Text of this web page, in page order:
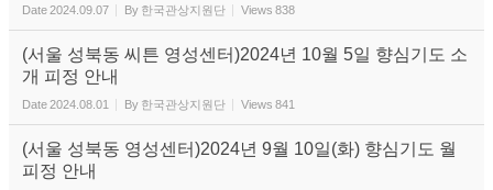
Date2024.09.07 By 한국관상지원단 Views 838
(서울 성북동 씨튼 영성센터)2024년 10월 5일 향심기도 소
개 피정 안내
Date2024.08.01 By 한국관상지원단 Views 841
(서울 성북동 영성센터)2024년 9월 10일(화) 향심기도 월
피정 안내